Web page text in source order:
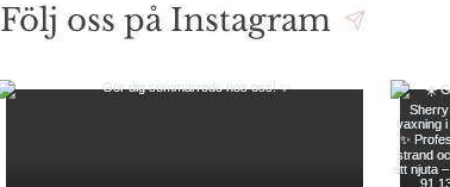
Följ oss på Instagram